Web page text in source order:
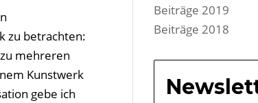
zu betrachten:
mehreren
Kunstwerk
gebe ich
Beiträge 2019
Beiträge 2018